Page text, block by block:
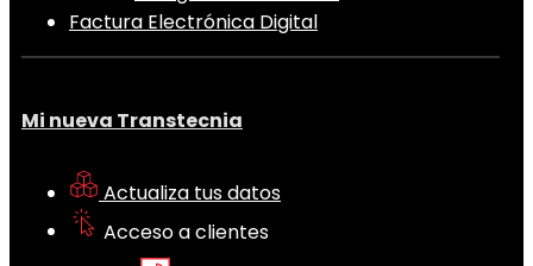
Factura Electrónica Digital
Mi nueva Transtecnia
Actualiza tus datos
Acceso a clientes